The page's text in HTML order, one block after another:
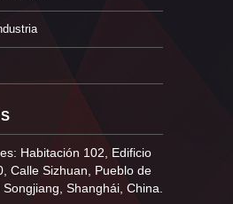
Habitación 102, Edificio
Calle Sizhuan, Pueblo de
Shanghái, China.